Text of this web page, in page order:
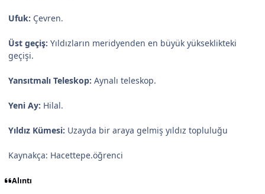
Ufuk: Çevren.
Üst geçiş: Yıldızların meridyenden en büyük yükseklikteki
geçişi.
Yansıtmalı Teleskop: Aynalı teleskop.
Yeni Ay: Hilal.
Yıldız Kümesi: Uzayda bir araya gelmiş yıldız topluluğu
Kaynakça: Hacettepe.öğrenci
Alıntı